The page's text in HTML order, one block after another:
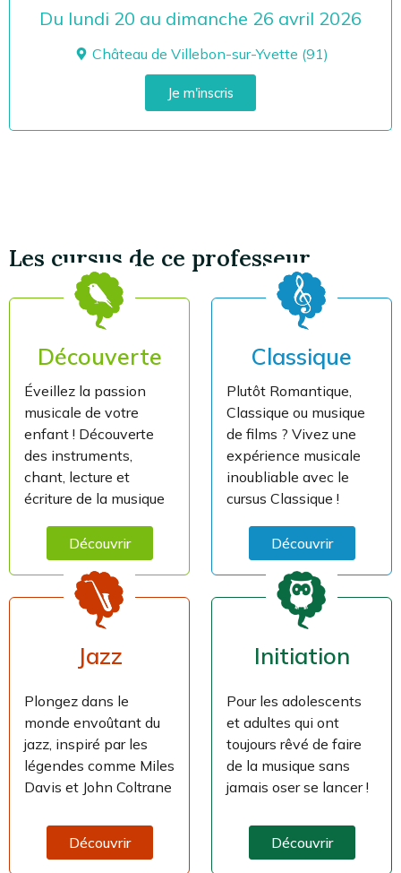
Du lundi 20 au dimanche 26 avril 2026
Château de Villebon-sur-Yvette (91)
Je m'inscris
Les cursus de ce professeur
Découverte
Éveillez la passion
musicale de votre
enfant ! Découverte
des instruments,
chant, lecture et
écriture de la musique
Découvrir
Classique
Plutôt Romantique,
Classique ou musique
de films ? Vivez une
expérience musicale
inoubliable avec le
cursus Classique !
Découvrir
Jazz
Plongez dans le
monde envoûtant du
jazz, inspiré par les
légendes comme Miles
Davis et John Coltrane
Découvrir
Initiation
Pour les adolescents
et adultes qui ont
toujours rêvé de faire
de la musique sans
jamais oser se lancer !
Découvrir